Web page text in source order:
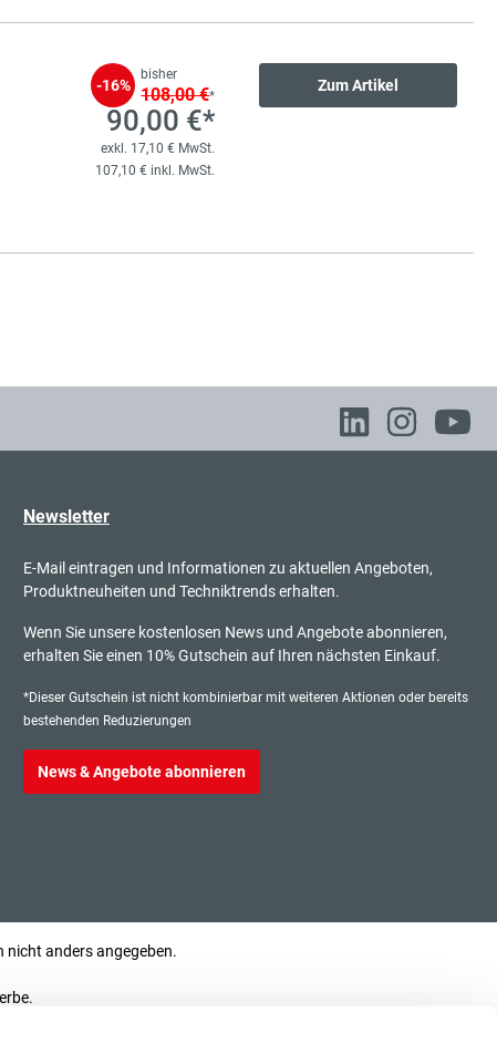
-16%
bisher
108,00 €*
90,00 €*
exkl. 17,10 € MwSt.
107,10 € inkl. MwSt.
Zum Artikel
Newsletter
E-Mail eintragen und Informationen zu aktuellen Angeboten,
Produktneuheiten und Techniktrends erhalten.
Wenn Sie unsere kostenlosen News und Angebote abonnieren,
erhalten Sie einen 10% Gutschein auf Ihren nächsten Einkauf.
*Dieser Gutschein ist nicht kombinierbar mit weiteren Aktionen oder bereits
bestehenden Reduzierungen
News & Angebote abonnieren
nicht anders angegeben.